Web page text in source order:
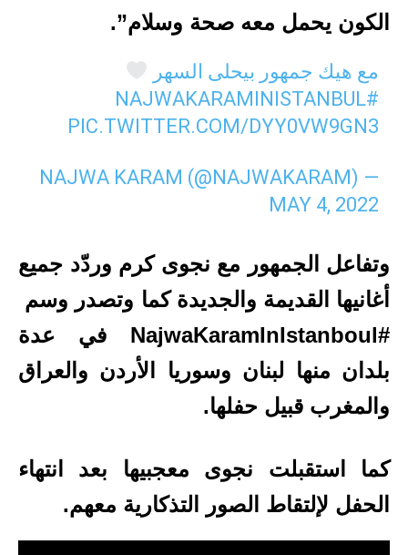
الكون يحمل معه صحة وسلام”.
مع هيك جمهور بيحلى السهر
#NAJWAKARAMINISTANBUL
PIC.TWITTER.COM/DYY0VW9GN3
— NAJWA KARAM (@NAJWAKARAM)
MAY 4, 2022
وتفاعل الجمهور مع نجوى كرم وردّد جميع
أغانيها القديمة والجديدة كما وتصدر وسم
#NajwaKaramInIstanboul في عدة
بلدان منها لبنان وسوريا الأردن والعراق
والمغرب قبيل حفلها.
كما استقبلت نجوى معجبيها بعد انتهاء
الحفل لإلتقاط الصور التذكارية معهم.